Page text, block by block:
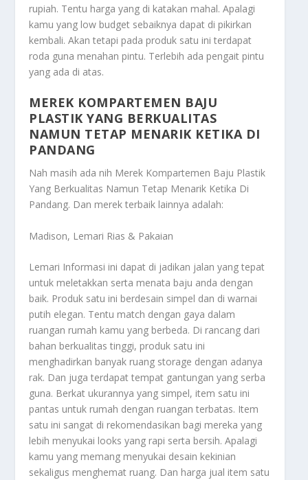
rupiah. Tentu harga yang di katakan mahal. Apalagi
kamu yang low budget sebaiknya dapat di pikirkan
kembali. Akan tetapi pada produk satu ini terdapat
roda guna menahan pintu. Terlebih ada pengait pintu
yang ada di atas.
MEREK KOMPARTEMEN BAJU
PLASTIK YANG BERKUALITAS
NAMUN TETAP MENARIK KETIKA DI
PANDANG
Nah masih ada nih Merek Kompartemen Baju Plastik
Yang Berkualitas Namun Tetap Menarik Ketika Di
Pandang. Dan merek terbaik lainnya adalah:
Madison, Lemari Rias & Pakaian
Lemari Informasi ini dapat di jadikan jalan yang tepat
untuk meletakkan serta menata baju anda dengan
baik. Produk satu ini berdesain simpel dan di warnai
putih elegan. Tentu match dengan gaya dalam
ruangan rumah kamu yang berbeda. Di rancang dari
bahan berkualitas tinggi, produk satu ini
menghadirkan banyak ruang storage dengan adanya
rak. Dan juga terdapat tempat gantungan yang serba
guna. Berkat ukurannya yang simpel, item satu ini
pantas untuk rumah dengan ruangan terbatas. Item
satu ini sangat di rekomendasikan bagi mereka yang
lebih menyukai looks yang rapi serta bersih. Apalagi
kamu yang memang menyukai desain kekinian
sekaligus menghemat ruang. Dan harga jual item satu